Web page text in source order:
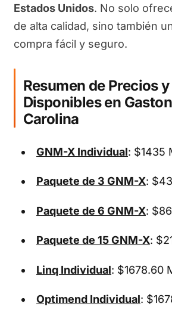
Estados Unidos. No solo
de alta calidad, sino también
compra fácil y seguro.
Resumen de Precios
Disponibles en
Carolina
GNM-X Individual: $1435
Paquete de 3 GNM-X:
Paquete de 6 GNM-X:
Paquete de 15 GNM-X:
Linq Individual: $1678.60
Optimend Individual: